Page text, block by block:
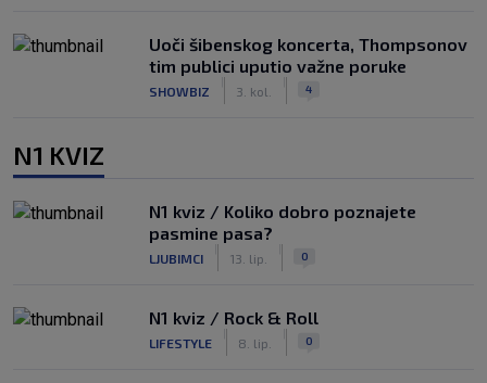
Uoči šibenskog koncerta, Thompsonov
tim publici uputio važne poruke
SHOWBIZ 3. kol. 4
N1 KVIZ
N1 kviz / Koliko dobro poznajete
pasmine pasa?
LJUBIMCI 13. lip. 0
N1 kviz / Rock & Roll
LIFESTYLE 8. lip. 0